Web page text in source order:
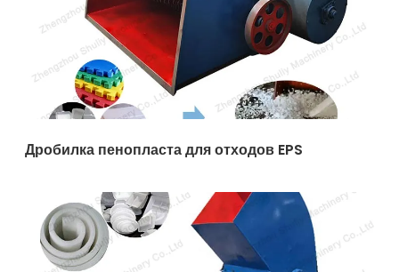
Дробилка пенопласта для отходов EPS